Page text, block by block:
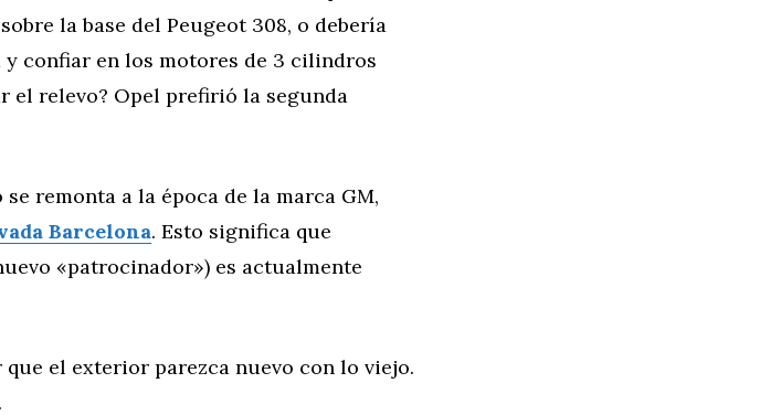
la base del Peugeot 308, o debería
confiar en los motores de 3 cilindros
el relevo? Opel prefirió la segunda
remonta a la época de la marca GM,
Barcelona. Esto significa que
«patrocinador») es actualmente
el exterior parezca nuevo con lo viejo.